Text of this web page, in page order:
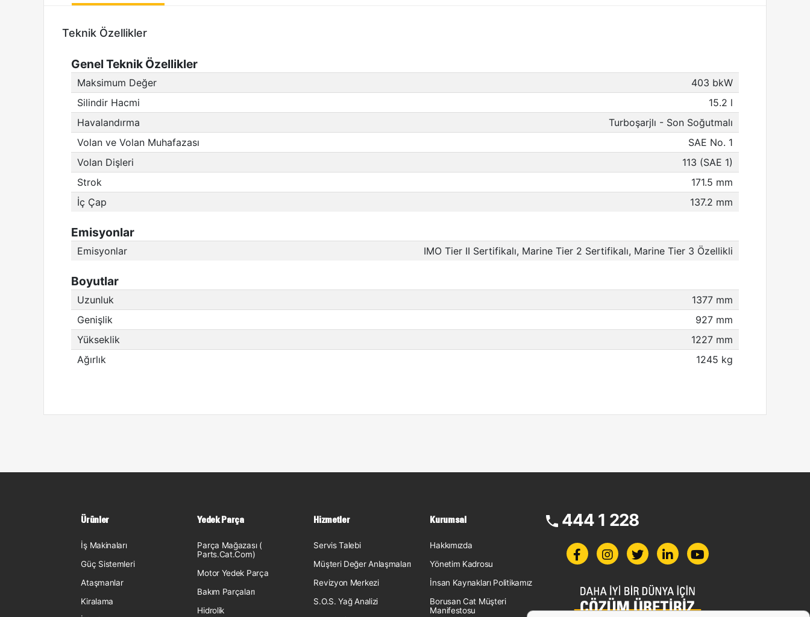
Teknik Özellikler
Genel Teknik Özellikler
Maksimum Değer
403 bkW
Silindir Hacmi
15.2 l
Havalandırma
Turboşarjlı - Son Soğutmalı
Volan ve Volan Muhafazası
SAE No. 1
Volan Dişleri
113 (SAE 1)
Strok
171.5 mm
İç Çap
137.2 mm
Emisyonlar
Emisyonlar IMO Tier II Sertifikalı, Marine Tier 2 Sertifikalı, Marine Tier 3 Özellikli
Boyutlar
Uzunluk
1377 mm
Genişlik
927 mm
Yükseklik
1227 mm
Ağırlık
1245 kg
Ürünler
İş Makinaları
Güç Sistemleri
Ataşmanlar
Kiralama
Yedek Parça
Parça Mağazası (
Parts.Cat.Com)
Motor Yedek Parça
Bakım Parçaları
Hidrolik
Hizmetler
Servis Talebi
Müşteri Değer Anlaşmaları
Revizyon Merkezi
S.O.S. Yağ Analizi
Kurumsal
Hakkımızda
Yönetim Kadrosu
İnsan Kaynakları Politikamız
Borusan Cat Müşteri
Manifestosu
444 1 228